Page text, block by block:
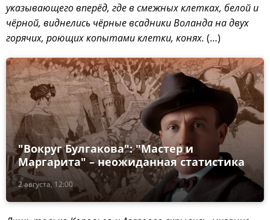
указывающего вперёд, где в смежных клетках, белой и
чёрной, виднелись чёрные всадники Воланда на двух
горячих, роющих копытами клетки, конях. (…)
2 августа, 12:00
"Вокруг Булгакова": "Мастер и
Маргарита" – неожиданная статистика